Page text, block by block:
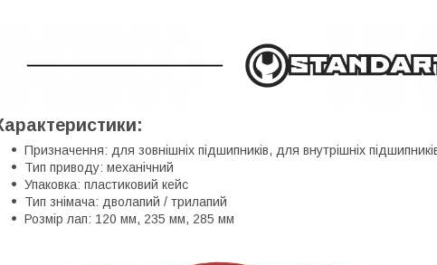
Призначення: для зовнішніх підшипників, для внутрішніх
Тип приводу: механічний
Упаковка: пластиковий кейс
Тип знімача: дволапий / трилaпий
Розмір лап: 120 мм, 235 мм, 285 мм